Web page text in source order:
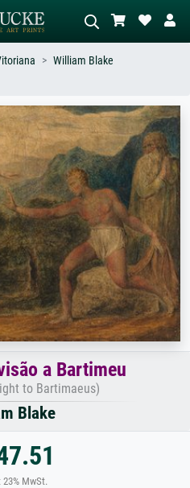
Descreva a cena – ex: prado verde,
abstrato com muito vermelho, pintura
a óleo escura, nu em pé ao lado de
uma árvore.
William Blake
a Bartimeu
to Bartimaeus)
Blake
23% MwSt.